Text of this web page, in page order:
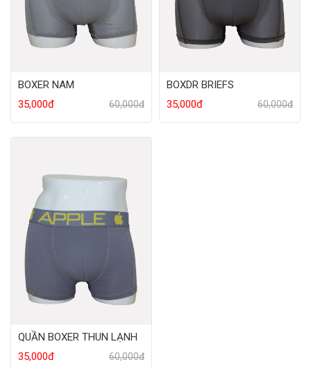
BOXER NAM
35,000đ
60,000đ
BOXDR BRIEFS
35,000đ
60,000đ
QUẦN BOXER THUN LẠNH
35,000đ
60,000đ